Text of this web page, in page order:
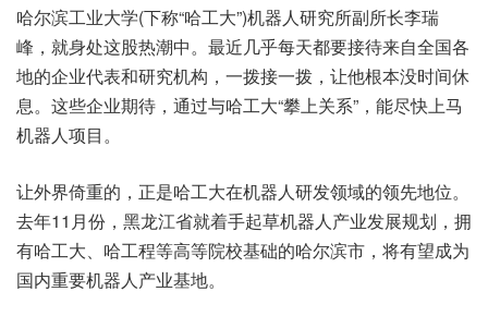
哈尔滨工业大学(下称“哈工大”)机器人研究所副所长李瑞
峰，就身处这股热潮中。最近几乎每天都要接待来自全国各
地的企业代表和研究机构，一拨接一拨，让他根本没时间休
息。这些企业期待，通过与哈工大“攀上关系”，能尽快上马
机器人项目。
让外界倚重的，正是哈工大在机器人研发领域的领先地位。
去年11月份，黑龙江省就着手起草机器人产业发展规划，拥
有哈工大、哈工程等高等院校基础的哈尔滨市，将有望成为
国内重要机器人产业基地。